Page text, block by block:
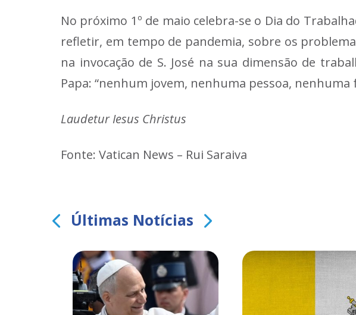
No próximo 1º de maio celebra-se o Dia do
refletir, em tempo de pandemia, sobre os
na invocação de S. José na sua dimensão de
Papa: “nenhum jovem, nenhuma pessoa,
Laudetur Iesus Christus
Fonte: Vatican News – Rui Saraiva
Últimas Notícias